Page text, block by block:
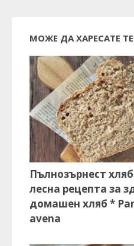
МОЖЕ ДА ХАРЕСАТЕ
Пълнозърнест
лесна рецепта за
домашен хляб *
avena